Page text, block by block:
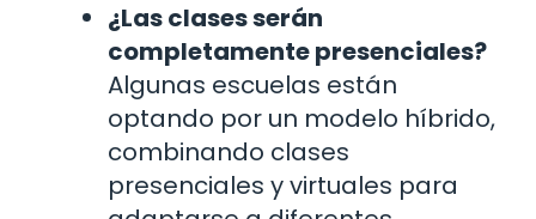
¿Las clases serán
completamente presenciales?
Algunas escuelas están
optando por un modelo híbrido,
combinando clases
presenciales y virtuales para